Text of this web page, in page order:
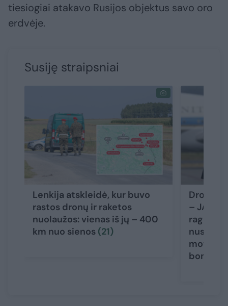
tiesiogiai atakavo Rusijos objektus savo oro
erdvėje.
Susiję straipsniai
Lenkija atskleidė, kur buvo
rastos dronų ir raketos
nuolaužos: vienas iš jų – 400
km nuo sienos (21)
– JAV
motinų